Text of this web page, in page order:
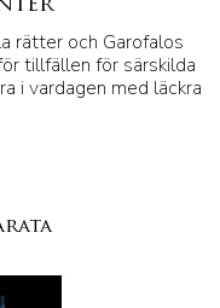
rätter och Garofalos
tillfällen för särskilda
i vardagen med läckra